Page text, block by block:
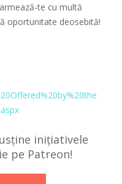
te cu multă
oportunitate deosebită!
inițiativele
pe Patreon!